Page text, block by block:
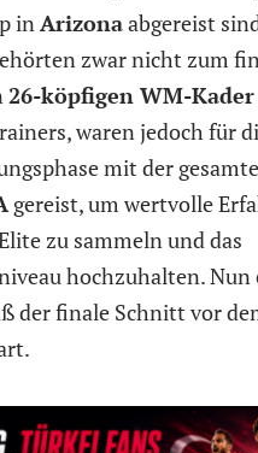
in Arizonaabgereist
zwar nicht zum
26-köpfigen WM-Kader
waren jedoch für
mit der
gereist, um wertvolle
zu sammeln und das
hochzuhalten. Nun
der finale Schnitt vor